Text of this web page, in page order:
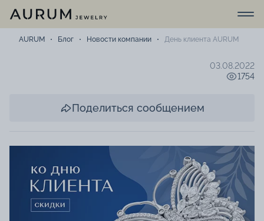
AURUM Блог Новости компании День клиента AURUM
03.08.2022
1754
Поделиться сообщением